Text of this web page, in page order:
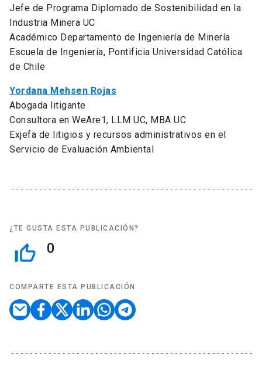
Jefe de Programa Diplomado de Sostenibilidad en la
Industria Minera UC
Académico Departamento de Ingeniería de Minería
Escuela de Ingeniería, Pontificia Universidad Católica
de Chile
Yordana Mehsen Rojas
Abogada litigante
Consultora en WeAre1, LLM UC, MBA UC
Exjefa de litigios y recursos administrativos en el
Servicio de Evaluación Ambiental
¿TE GUSTA ESTA PUBLICACIÓN?
thumb_up_off_alt 0
COMPARTE ESTA PUBLICACIÓN